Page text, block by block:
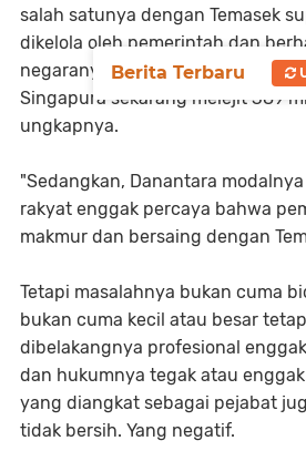
salah satunya dengan Temasek
dikelola oleh pemerintah dan
negaranya, yang awalnya cuma
Singapura sekarang melejit 389
ungkapnya.
"Sedangkan, Danantara
rakyat enggak percaya bahwa
makmur dan bersaing dengan
Tetapi masalahnya bukan cuma
bukan cuma kecil atau besar
dibelakangnya profesional
dan hukumnya tegak atau
yang diangkat sebagai pejabat
tidak bersih. Yang negatif.
Berita Terbaru